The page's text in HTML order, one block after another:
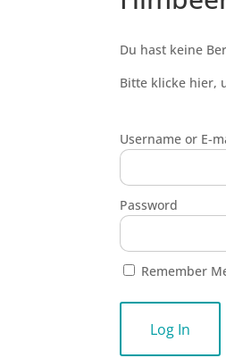
Du hast keine
Bitte klicke hier,
Username or E-
Password
Remember